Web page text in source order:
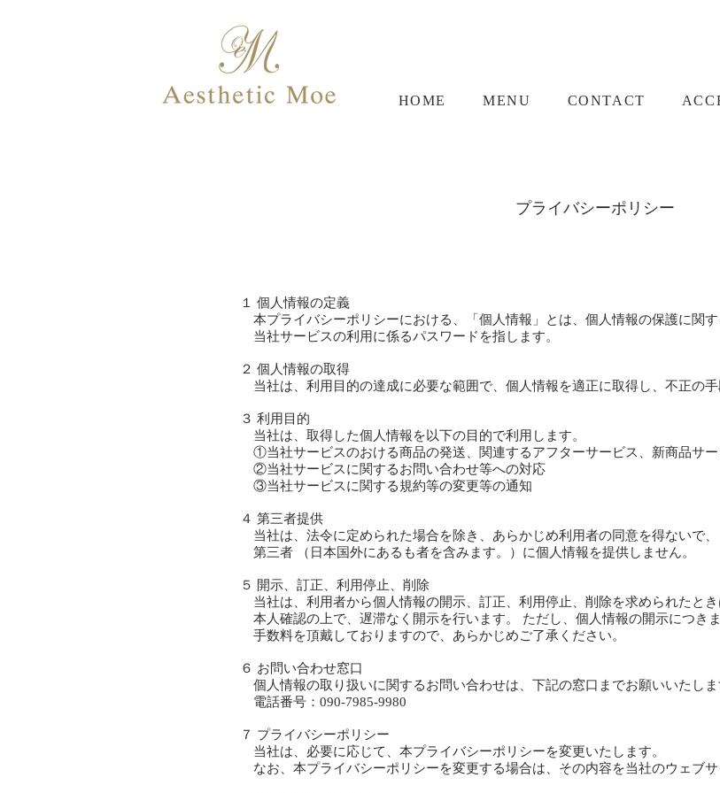
HOME MENU CONTACT
プライバシーポリシー
１ 個人情報の定義
本プライバシーポリシーにおける、「個人情報」とは、個人情報の保護に関
当社サービスの利用に係るパスワードを指します。
２ 個人情報の取得
当社は、利用目的の達成に必要な範囲で、個人情報を適正に取得し、不正の手
３ 利用目的
当社は、取得した個人情報を以下の目的で利用します。
①当社サービスのおける商品の発送、関連するアフターサービス、新商品サ
②当社サービスに関するお問い合わせ等への対応
③当社サービスに関する規約等の変更等の通知
４ 第三者提供
当社は、法令に定められた場合を除き、あらかじめ利用者の同意を得ないで、
第三者 （日本国外にあるも者を含みます。）に個人情報を提供しません。
５ 開示、訂正、利用停止、削除
当社は、利用者から個人情報の開示、訂正、利用停止、削除を求められたとき
本人確認の上で、遅滞なく開示を行います。 ただし、個人情報の開示につき
手数料を頂戴しておりますので、あらかじめご了承ください。
６ お問い合わせ窓口
個人情報の取り扱いに関するお問い合わせは、下記の窓口までお願いいたしま
電話番号： 090-7985-9980
７ プライバシーポリシー
当社は、必要に応じて、本プライバシーポリシーを変更いたします。
なお、本プライバシーポリシーを変更する場合は、その内容を当社のウェブサ